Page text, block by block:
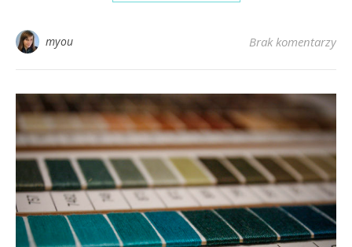
myou Brak komentarzy